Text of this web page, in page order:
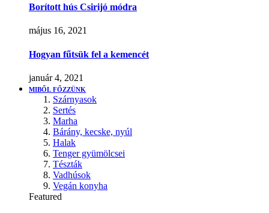
Borított hús Csirijó módra
május 16, 2021
Hogyan fűtsük fel a kemencét
január 4, 2021
MIBŐL FŐZZÜNK
Szárnyasok
Sertés
Marha
Bárány, kecske, nyúl
Halak
Tenger gyümölcsei
Tészták
Vadhúsok
Vegán konyha
Featured